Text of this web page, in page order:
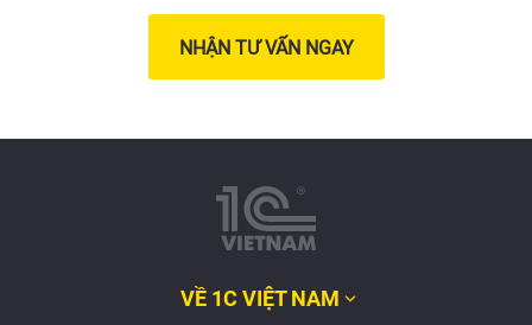
NHẬN TƯ VẤN NGAY
VỀ 1C VIỆT NAM